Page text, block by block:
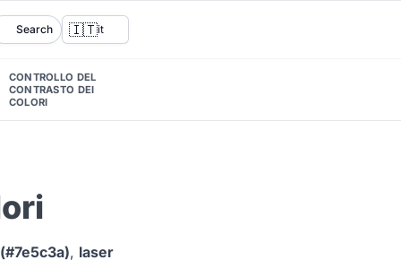
Search 🇮🇹it
CONTROLLO DEL
CONTRASTO DEI
COLORI
, laser